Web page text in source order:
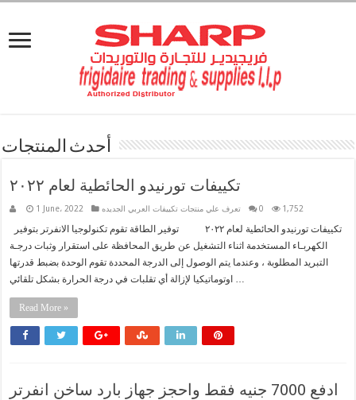
أحدث المنتجات
تكييفات تورنيدو الحائطية لعام ٢٠٢٢
1 June، 2022 تعرف علي منتجات تكييفات العربي الجديده 0 1,752
الكهربـاء المستخدمة اثناء التشغيل عن طريق المحافظة على استقرار وثبات درجـة
التبريد المطلوبة ، وعندما يتم الوصول إلى الدرجة المحددة تقوم الوحدة بضبط قدرتها
اوتوماتيكيا لإزالة أي تقلبات في درجة الحرارة بشكل تلقائي …
Read More »
ادفع 7000 جنيه فقط واحجز جهاز بارد ساخن انفرتر